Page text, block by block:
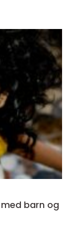
barn og